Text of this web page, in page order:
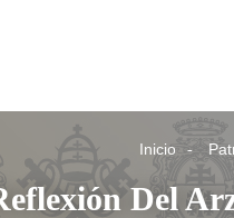
Inicio
Del